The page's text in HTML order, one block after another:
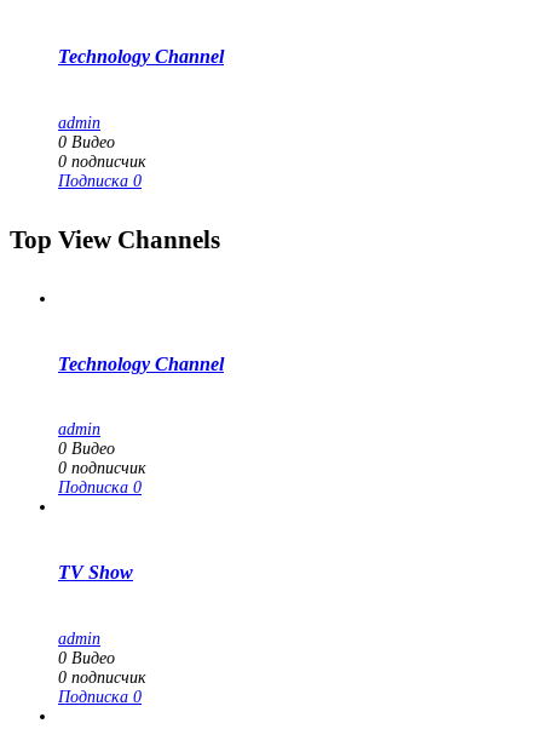
Technology Channel
admin
0 Видео
0 подписчик
Подписка 0
Top View Channels
Technology Channel
admin
0 Видео
0 подписчик
Подписка 0
TV Show
admin
0 Видео
0 подписчик
Подписка 0